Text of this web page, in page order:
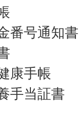
番号通知書
康手帳
手当証書